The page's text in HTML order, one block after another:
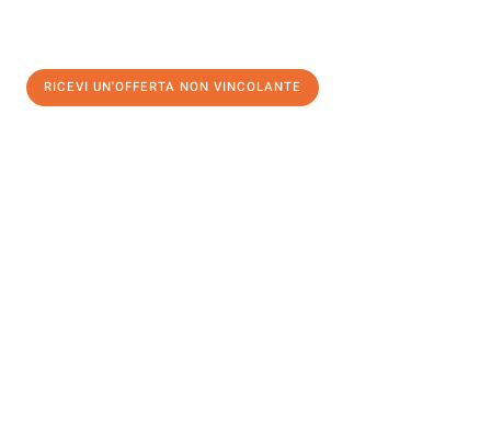
RICEVI UN'OFFERTA NON VINCOLANTE